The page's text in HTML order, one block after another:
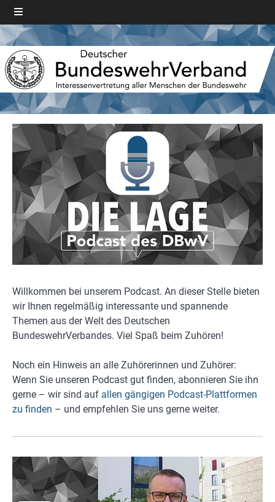
Willkommen bei unserem Podcast. An dieser Stelle bieten
wir Ihnen regelmäßig interessante und spannende
Themen aus der Welt des Deutschen
BundeswehrVerbandes. Viel Spaß beim Zuhören!
Noch ein Hinweis an alle Zuhörerinnen und Zuhörer:
Wenn Sie unseren Podcast gut finden, abonnieren Sie ihn
gerne – wir sind auf allen gängigen Podcast-Plattformen
zu finden – und empfehlen Sie uns gerne weiter.